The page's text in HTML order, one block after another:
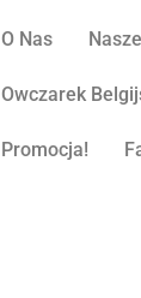
O Nas
Owczarek
Promocja!